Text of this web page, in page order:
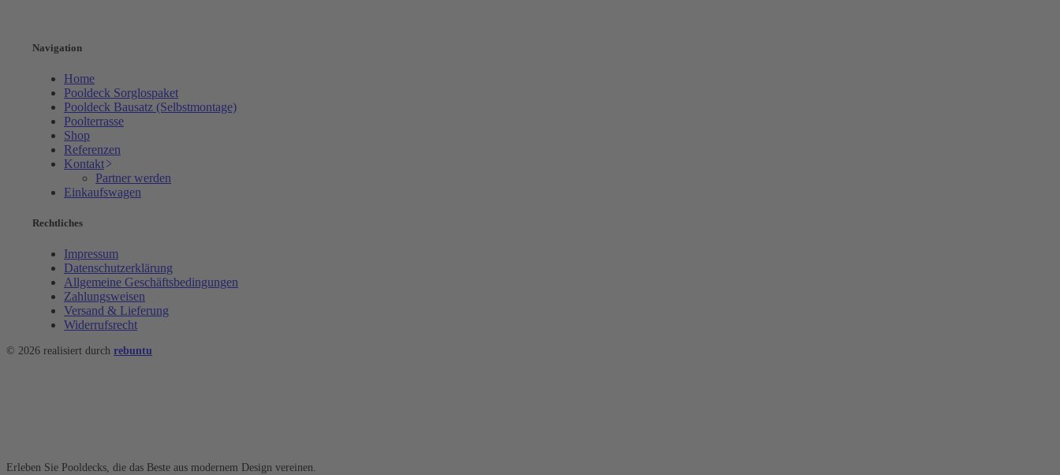
Navigation
Home
Pooldeck Sorglospaket
Pooldeck Bausatz (Selbstmontage)
Poolterrasse
Shop
Referenzen
Kontakt
Partner werden
Einkaufswagen
Rechtliches
Impressum
Datenschutzerklärung
Allgemeine Geschäftsbedingungen
Zahlungsweisen
Versand & Lieferung
Widerrufsrecht
© 2026 realisiert durch rebuntu
Erleben Sie Pooldecks, die das Beste aus modernem Design vereinen.